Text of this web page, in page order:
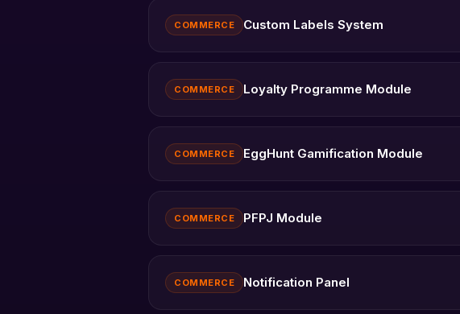
COMMERCE Custom Labels System
COMMERCE Loyalty Programme Module
COMMERCE EggHunt Gamification Module
COMMERCE PFPJ Module
COMMERCE Notification Panel